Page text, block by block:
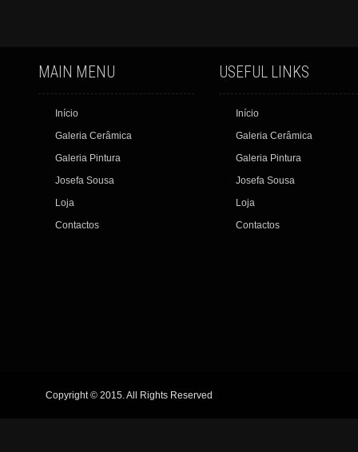
MAIN MENU
Início
Galeria Cerâmica
Galeria Pintura
Josefa Sousa
Loja
Contactos
USEFUL LINKS
Início
Galeria Cerâmica
Galeria Pintura
Josefa Sousa
Loja
Contactos
Copyright © 2015. All Rights Reserved